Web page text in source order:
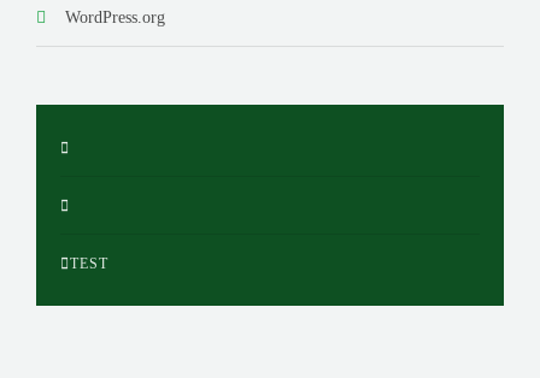
WordPress.org
TEST